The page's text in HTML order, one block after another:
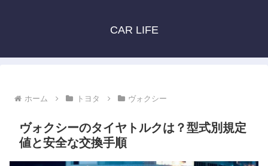
CAR LIFE
ホーム トヨタ ヴォクシー
ヴォクシーのタイヤトルクは？型式別規定
値と安全な交換手順